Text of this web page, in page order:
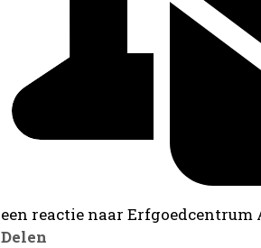
een reactie naar
Delen